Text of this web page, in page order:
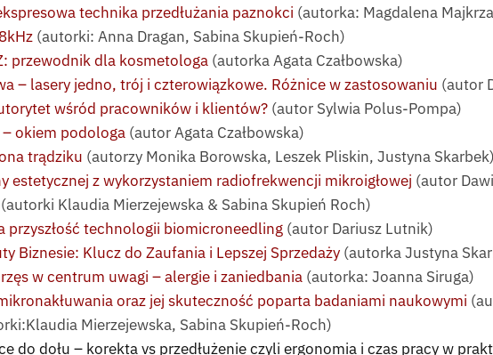
technika przedłużania paznokci (autorka: Magdalena
(autorki: Anna Dragan, Sabina Skupień-Roch)
przewodnik dla kosmetologa (autorka Agata Czałbowska)
– lasery jedno, trój i czterowiązkowe. Różnice w zastosowaniu (autor
wśród pracowników i klientów? (autor Sylwia Polus-Pompa)
okiem podologa (autor Agata Czałbowska)
trądziku (autorzy Monika Borowska, Leszek Pliskin, Justyna
estetycznej z wykorzystaniem radiofrekwencji mikroigłowej (autor
(autorki Klaudia Mierzejewska & Sabina Skupień Roch)
technologii biomicroneedling (autor Dariusz Lutnik)
Biznesie: Klucz do Zaufania i Lepszej Sprzedaży (autorka Justyna
w centrum uwagi – alergie i zaniedbania (autorka: Joanna Siruga)
oraz jej skuteczność poparta badaniami naukowymi
Mierzejewska, Sabina Skupień-Roch)
do dołu – korekta vs przedłużenie czyli ergonomia i czas pracy w